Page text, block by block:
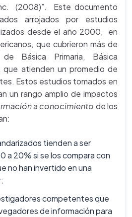
(2008)”. Este documento
arrojados por estudios
desde el año 2000, en
que cubrieron más de
Básica Primaria, Básica
que atienden un promedio de
Estos estudios tomados en
un rango amplio de impactos
a conocimiento de los
tienden a ser
a 20% si se los compara con
no han invertido en una
competentes que
de información para